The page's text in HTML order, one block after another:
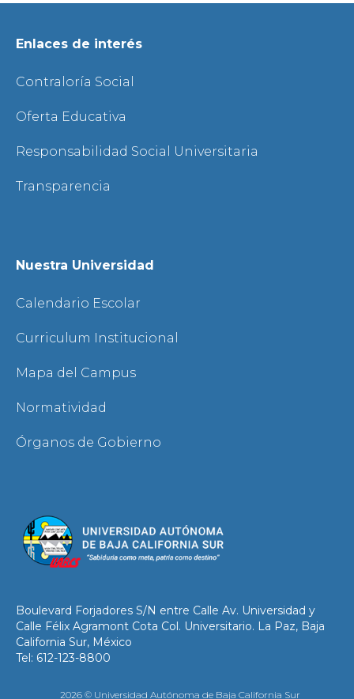
Enlaces de interés
Contraloría Social
Oferta Educativa
Responsabilidad Social Universitaria
Transparencia
Nuestra Universidad
Calendario Escolar
Curriculum Institucional
Mapa del Campus
Normatividad
Órganos de Gobierno
Boulevard Forjadores S/N entre Calle Av. Universidad y
Calle Félix Agramont Cota Col. Universitario. La Paz, Baja
California Sur, México
Tel: 612-123-8800
2026 © Universidad Autónoma de Baja California Sur